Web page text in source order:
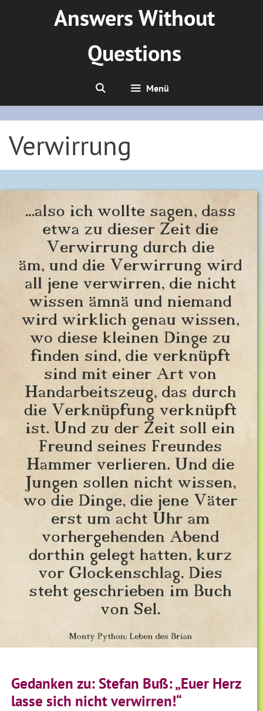
Answers Without
Questions
Menü
Verwirrung
Gedanken zu: Stefan Buß: „Euer Herz
lasse sich nicht verwirren!“